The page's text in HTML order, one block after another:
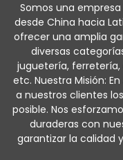
Somos una
desde China hacia
ofrecer una amplia
diversas
juguetería, ferretería,
etc. Nuestra Misión:
a nuestros clientes
posible. Nos
duraderas con
garantizar la calidad